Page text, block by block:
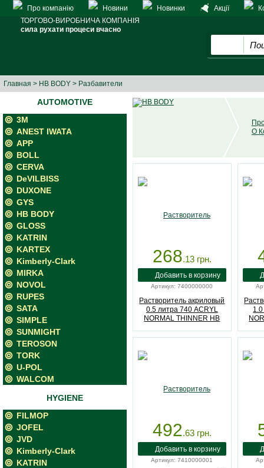
Про компанію Новини Новинки Акції
ТОРГОВО-ВИРОБНИЧА КОМПАНІЯ
сила рухати процеси вчасно
Главная > HB BODY > Разбавители
AUTOMOTIVE
3M
ANEST IWATA
APP
BOLL
CERVA
DeVILBISS
DUXONE
GYS
HB BODY
GLOSS
KATRIN
KARTEX
Kimberly-Clark
MIRKA
NOVOL
RUPES
SATA
SIMPLE
SUNMIGHT
TEROSON
TORK
U-POL
WALCOM
HYGIENE
FILMOP
JOFEL
JVD
Kimberly-Clark
KATRIN
О
268.13грн.
Артикул: 7400000000
Растворитель акриловый
0.5 литра 740 ACRYL
NORMAL THINNER HB
492.63грн.
Артикул: 7410000001